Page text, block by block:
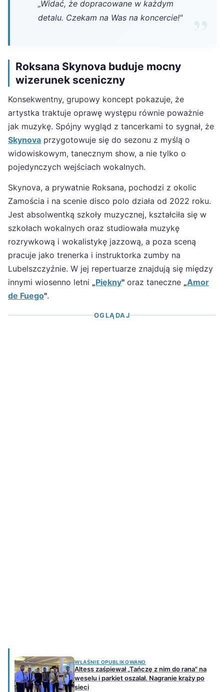
„Widać, że dopracowane w każdym
detalu. Czekam na Was na koncercie!"
Roksana Skynova buduje mocny
wizerunek sceniczny
Konsekwentny, grupowy koncept pokazuje, że
artystka traktuje oprawę występu równie poważnie
jak muzykę. Spójny wygląd z tancerkami to sygnał, że
Skynova przygotowuje się do sezonu z myślą o
widowiskowym, tanecznym show, a nie tylko o
pojedynczych wejściach wokalnych.
Skynova, a prywatnie Roksana, pochodzi z okolic
Zamościa i na scenie disco polo działa od 2022 roku.
Jest absolwentką szkoły muzycznej, kształciła się w
szkołach wokalnych oraz studiowała muzykę
rozrywkową i wokalistykę jazzową, a poza sceną
pracuje jako trenerka i instruktorka zumby na
Lubelszczyźnie. W jej repertuarze znajdują się między
innymi wiosenno letni „Piękny" oraz taneczne „Amor
de Fuego".
OGLĄDAJ
WŁAŚNIE OPUBLIKOWANO
Altess zaśpiewał „Tańczę z nim do rana" na
weselu i parkiet oszalał. Nagranie krąży po
sieci